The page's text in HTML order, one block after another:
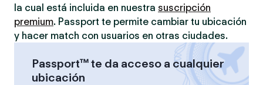
la cual está incluida en nuestra suscripción
premium. Passport te permite cambiar tu ubicación
y hacer match con usuarios en otras ciudades.
Passport™ te da acceso a cualquier
ubicación